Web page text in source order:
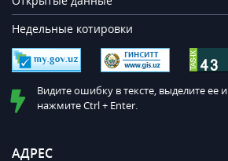
Недельные котировки
Видите ошибку в тексте, выделите ее и
нажмите Ctrl + Enter.
АДРЕС